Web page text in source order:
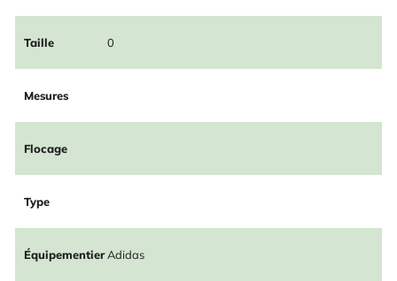
Taille 0
Mesures
Flocage
Type
ÉquipementierAdidas